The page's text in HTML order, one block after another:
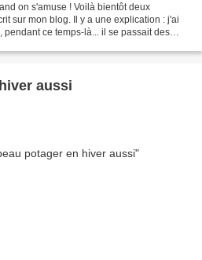
on s'amuse ! Voilà bientôt deux
sur mon blog. Il y a une explication : j'ai
pendant ce temps-là... il se passait des
aussi